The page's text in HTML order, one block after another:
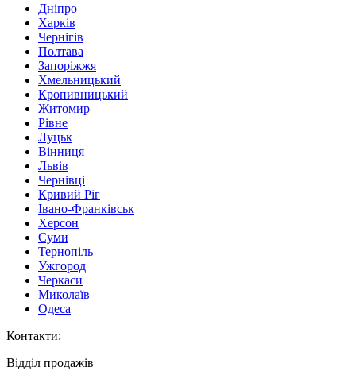
Дніпро
Харків
Чернігів
Полтава
Запоріжжя
Хмельницький
Кропивницький
Житомир
Рівне
Луцьк
Вінниця
Львів
Чернівці
Кривий Ріг
Івано-Франківськ
Херсон
Суми
Тернопіль
Ужгород
Черкаси
Миколаїв
Одеса
Контакти:
Відділ продажів